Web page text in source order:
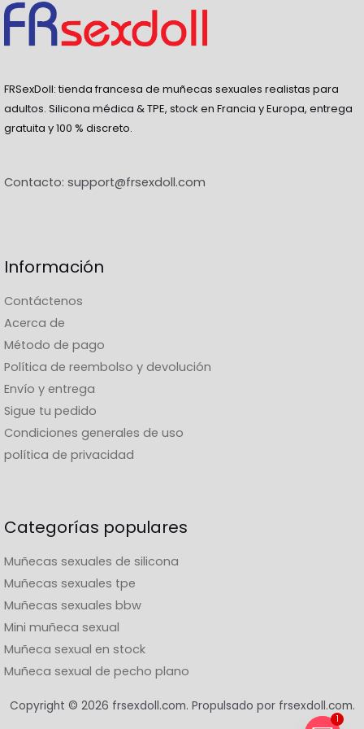
FRSexDoll: tienda francesa de muñecas sexuales realistas para
adultos. Silicona médica & TPE, stock en Francia y Europa, entrega
gratuita y 100 % discreto.
Contacto: support@frsexdoll.com
Información
Contáctenos
Acerca de
Método de pago
Política de reembolso y devolución
Envío y entrega
Sigue tu pedido
Condiciones generales de uso
política de privacidad
Categorías populares
Muñecas sexuales de silicona
Muñecas sexuales tpe
Muñecas sexuales bbw
Mini muñeca sexual
Muñeca sexual en stock
Muñeca sexual de pecho plano
Copyright © 2026 frsexdoll.com. Propulsado por frsexdoll.com.
1